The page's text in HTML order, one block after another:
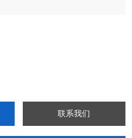
、DIN
常闭、单作用常开
滤减压阀、电气定位器、手轮
联系我们